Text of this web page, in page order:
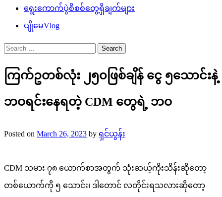
ရွေးကောက်ပွဲစိစစ်တွေ့ရှိချက်များ
ပျိုမေVlog
Search
for:
ကြက်ဥတစ်လုံး ၂၅၀ဖြစ်ချိန် ငွေ ၅သောင်းနဲ့
ဘဝရင်းနေရတဲ့ CDM တွေရဲ့ ဘဝ
Posted on March 26, 2023 by ရှင်ယွန်း
CDM သမား ၇၈ ယောက်စာအတွက် သုံးဆယ့်ကိုးသိန်းဆိုတော့
တစ်ယောက်ကို ၅ သောင်း၊ ဒါတောင် လတိုင်းရသလားဆိုတော့